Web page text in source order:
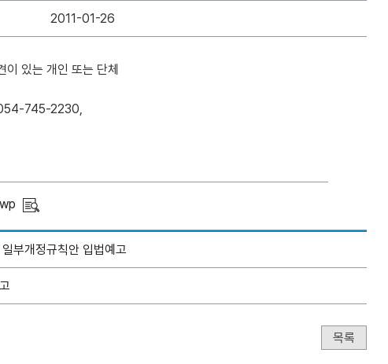
2011-01-26
있는 개인 또는 단체
745-2230,
부개정규칙안 입법예고
목록